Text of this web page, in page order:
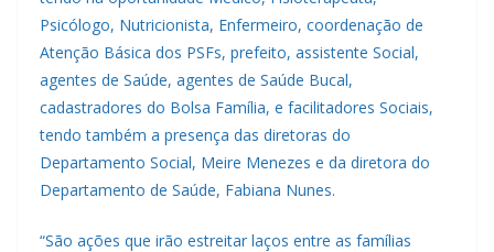
Psicólogo, Nutricionista, Enfermeiro, coordenação de
Atenção Básica dos PSFs, prefeito, assistente Social,
agentes de Saúde, agentes de Saúde Bucal,
cadastradores do Bolsa Família, e facilitadores Sociais,
tendo também a presença das diretoras do
Departamento Social, Meire Menezes e da diretora do
Departamento de Saúde, Fabiana Nunes.
“São ações que irão estreitar laços entre as famílias